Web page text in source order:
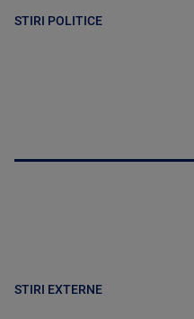
STIRI POLITICE
STIRI EXTERNE